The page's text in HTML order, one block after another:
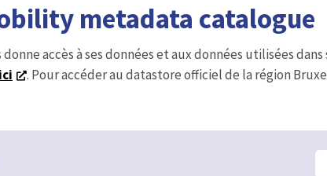
metadata catalogue
accès à ses données et aux données utilisées
ici . Pour accéder au datastore officiel de la région